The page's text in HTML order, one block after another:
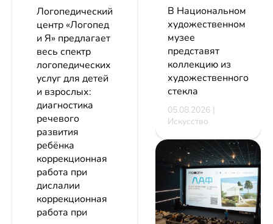
Логопедический
центр «Логопед
и Я» предлагает
весь спектр
логопедических
услуг для детей
и взрослых:
диагностика
речевого
развития
ребёнка
коррекционная
работа при
дислалии
коррекционная
работа при
В Национальном
художественном
музее
представят
коллекцию из
художественного
стекла
05.08.2026 |
Искусство